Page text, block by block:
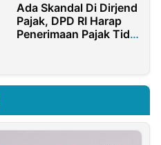
Ada Skandal Di Dirjend
Pajak, DPD RI Harap
Penerimaan Pajak Tidak